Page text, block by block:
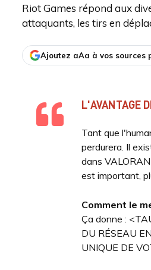
Riot Games répond aux
attaquants, les tirs en
Ajoutez aAa à vos sources
L'AVANTAGE
Tant que
perdurera. Il
dans
est important,
Comment le
Ça donne :
DU RÉSEAU
UNIQUE DE